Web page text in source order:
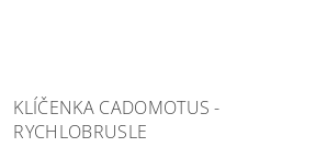
KLÍČENKA CADOMOTUS -
RYCHLOBRUSLE